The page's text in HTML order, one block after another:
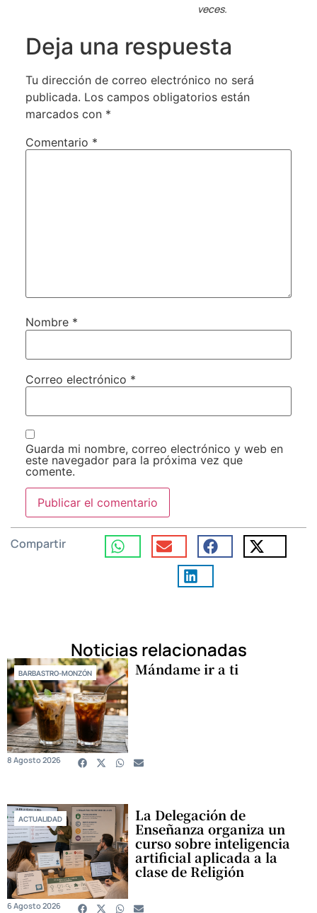
veces.
Deja una respuesta
Tu dirección de correo electrónico no será
publicada. Los campos obligatorios están
marcados con *
Comentario *
Nombre *
Correo electrónico *
Guarda mi nombre, correo electrónico y web en
este navegador para la próxima vez que
comente.
Compartir
Noticias relacionadas
BARBASTRO-MONZÓN Mándame ir a ti
8 Agosto 2026
ACTUALIDAD La Delegación de
Enseñanza organiza un
curso sobre inteligencia
artificial aplicada a la
clase de Religión
6 Agosto 2026